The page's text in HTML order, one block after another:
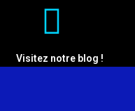
Visitez notre blog !